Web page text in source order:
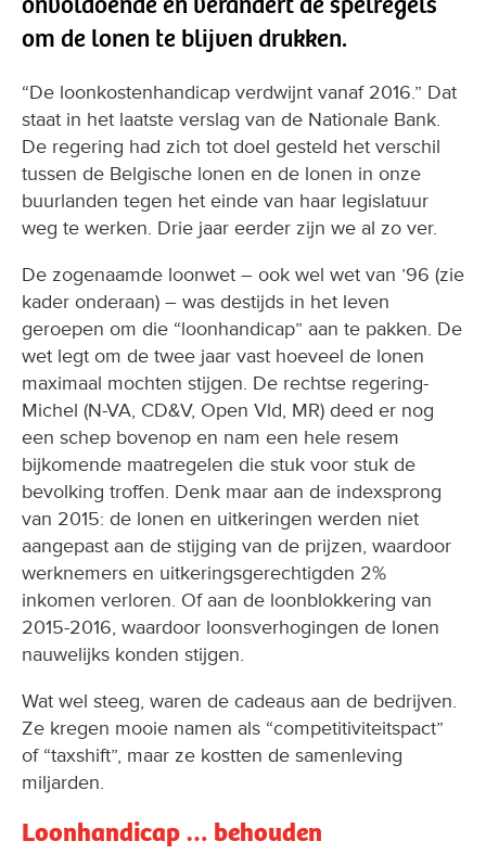
om de lonen te blijven drukken.
“De loonkostenhandicap verdwijnt vanaf 2016.” Dat
staat in het laatste verslag van de Nationale Bank.
De regering had zich tot doel gesteld het verschil
tussen de Belgische lonen en de lonen in onze
buurlanden tegen het einde van haar legislatuur
weg te werken. Drie jaar eerder zijn we al zo ver.
De zogenaamde loonwet – ook wel wet van ’96 (zie
kader onderaan) – was destijds in het leven
geroepen om die “loonhandicap” aan te pakken. De
wet legt om de twee jaar vast hoeveel de lonen
maximaal mochten stijgen. De rechtse regering-
Michel (N-VA, CD&V, Open Vld, MR) deed er nog
een schep bovenop en nam een hele resem
bijkomende maatregelen die stuk voor stuk de
bevolking troffen. Denk maar aan de indexsprong
van 2015: de lonen en uitkeringen werden niet
aangepast aan de stijging van de prijzen, waardoor
werknemers en uitkeringsgerechtigden 2%
inkomen verloren. Of aan de loonblokkering van
2015-2016, waardoor loonsverhogingen de lonen
nauwelijks konden stijgen.
Wat wel steeg, waren de cadeaus aan de bedrijven.
Ze kregen mooie namen als “competitiviteitspact”
of “taxshift”, maar ze kostten de samenleving
miljarden.
Loonhandicap … behouden